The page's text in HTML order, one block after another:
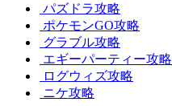
パズドラ攻略
ポケモンGO攻略
グラブル攻略
エギーパーティー攻略
ログウィズ攻略
ニケ攻略